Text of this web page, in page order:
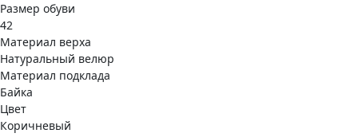
Размер обуви
42
Материал верха
Натуральный велюр
Материал подклада
Байка
Цвет
Коричневый